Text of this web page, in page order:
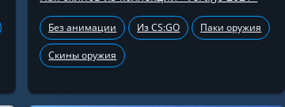
Без анимации Из CS:GO Паки оружия
Скины оружия